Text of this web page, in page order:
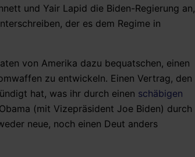
und Yair Lapid die Biden-Regierung an,
der es dem Regime in
von Amerika dazu bequatschen, einen
zu entwickeln. Einen Vertrag, den
hat, was ihr durch einen schäbigen
(mit Vizepräsident Joe Biden) durch
neue, noch einen Deut anders